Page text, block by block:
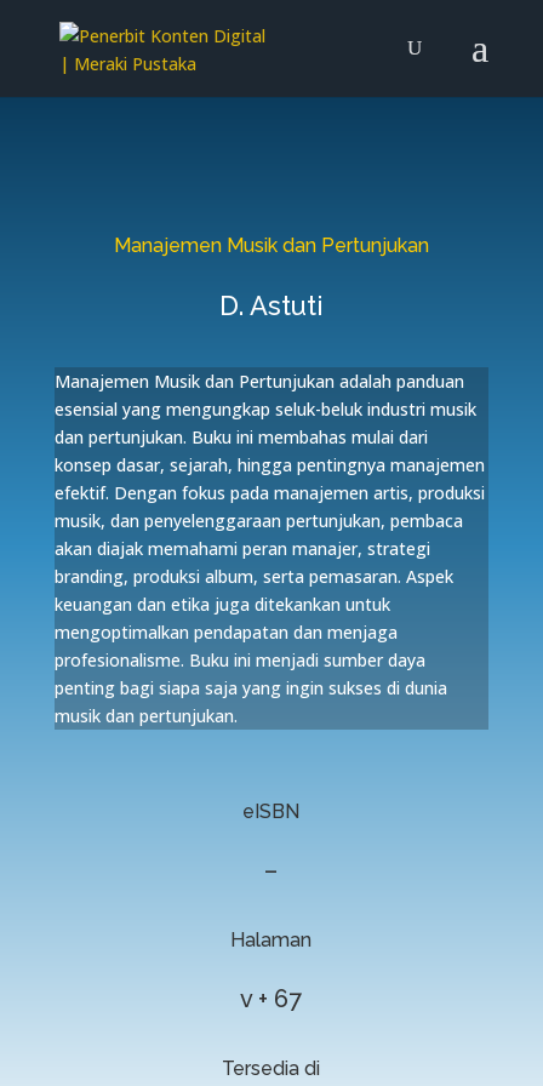
Manajemen Musik dan Pertunjukan
D. Astuti
Manajemen Musik dan Pertunjukan adalah panduan
esensial yang mengungkap seluk-beluk industri musik
dan pertunjukan. Buku ini membahas mulai dari
konsep dasar, sejarah, hingga pentingnya manajemen
efektif. Dengan fokus pada manajemen artis, produksi
musik, dan penyelenggaraan pertunjukan, pembaca
akan diajak memahami peran manajer, strategi
branding, produksi album, serta pemasaran. Aspek
keuangan dan etika juga ditekankan untuk
mengoptimalkan pendapatan dan menjaga
profesionalisme. Buku ini menjadi sumber daya
penting bagi siapa saja yang ingin sukses di dunia
musik dan pertunjukan.
eISBN
–
Halaman
v + 67
Tersedia di